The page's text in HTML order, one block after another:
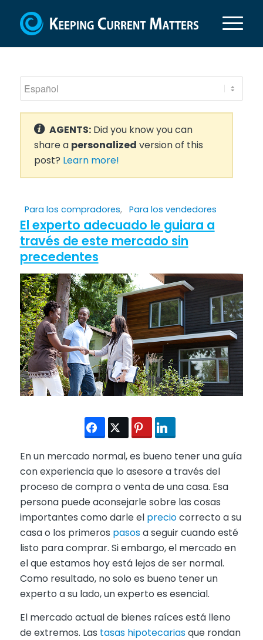
AGENTS:Did you know you can
share a personalized version of this
post? Learn more!
Para los compradores, Para los vendedores
El experto adecuado le guiara a
través de este mercado sin
precedentes
En un mercado normal, es bueno tener una guía
con experiencia que lo asesore a través del
proceso de compra o venta de una casa. Esa
persona puede aconsejarle sobre las cosas
importantes como darle el preciocorrecto a su
casa o los primeros pasosa seguir cuando esté
listo para comprar. Si embargo, el mercado en
el que estamos hoy está lejos de ser normal.
Como resultado, no solo es bueno tener un
experto a su lado, un experto es esencial.
El mercado actual de bienes raíces está lleno
de extremos. Las tasas hipotecariasque rondan